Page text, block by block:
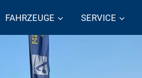
FAHRZEUGE SERVICE